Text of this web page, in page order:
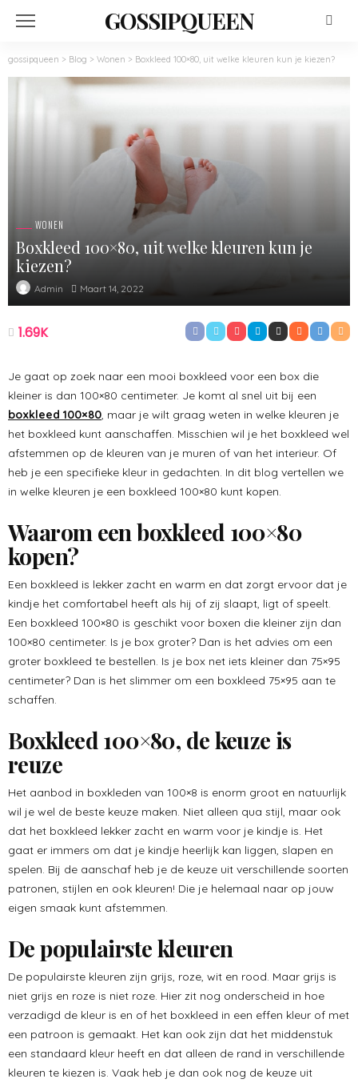
GOSSIPQUEEN
gossipqueen > Blog > Wonen > Boxkleed 100×80, uit welke kleuren kun je kiezen?
WONEN
Boxkleed 100×80, uit welke kleuren kun je
kiezen?
Admin Maart 14, 2022
1.69K
Je gaat op zoek naar een mooi boxkleed voor een box die
kleiner is dan 100×80 centimeter. Je komt al snel uit bij een
boxkleed 100×80, maar je wilt graag weten in welke kleuren je
het boxkleed kunt aanschaffen. Misschien wil je het boxkleed wel
afstemmen op de kleuren van je muren of van het interieur. Of
heb je een specifieke kleur in gedachten. In dit blog vertellen we
in welke kleuren je een boxkleed 100×80 kunt kopen.
Waarom een boxkleed 100×80
kopen?
Een boxkleed is lekker zacht en warm en dat zorgt ervoor dat je
kindje het comfortabel heeft als hij of zij slaapt, ligt of speelt.
Een boxkleed 100×80 is geschikt voor boxen die kleiner zijn dan
100×80 centimeter. Is je box groter? Dan is het advies om een
groter boxkleed te bestellen. Is je box net iets kleiner dan 75×95
centimeter? Dan is het slimmer om een boxkleed 75×95 aan te
schaffen.
Boxkleed 100×80, de keuze is
reuze
Het aanbod in boxkleden van 100×8 is enorm groot en natuurlijk
wil je wel de beste keuze maken. Niet alleen qua stijl, maar ook
dat het boxkleed lekker zacht en warm voor je kindje is. Het
gaat er immers om dat je kindje heerlijk kan liggen, slapen en
spelen. Bij de aanschaf heb je de keuze uit verschillende soorten
patronen, stijlen en ook kleuren! Die je helemaal naar op jouw
eigen smaak kunt afstemmen.
De populairste kleuren
De populairste kleuren zijn grijs, roze, wit en rood. Maar grijs is
niet grijs en roze is niet roze. Hier zit nog onderscheid in hoe
verzadigd de kleur is en of het boxkleed in een effen kleur of met
een patroon is gemaakt. Het kan ook zijn dat het middenstuk
een standaard kleur heeft en dat alleen de rand in verschillende
kleuren te kiezen is. Vaak heb je dan ook nog de keuze uit